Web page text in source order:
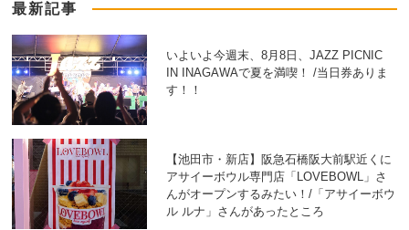
最新記事
いよいよ今週末、8月8日、JAZZ PICNIC
IN INAGAWAで夏を満喫！ /当日券ありま
す！！
【池田市・新店】阪急石橋阪大前駅近くに
アサイーボウル専門店「LOVEBOWL」さ
んがオープンするみたい！/「アサイーボウ
ル ルナ」さんがあったところ